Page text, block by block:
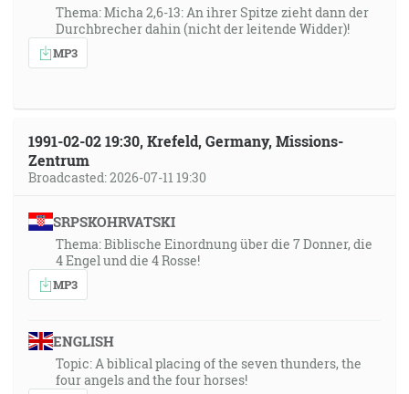
Thema: Micha 2,6-13: An ihrer Spitze zieht dann der
Durchbrecher dahin (nicht der leitende Widder)!
MP3
1991-02-02 19:30, Krefeld, Germany, Missions-
Zentrum
Broadcasted: 2026-07-11 19:30
SRPSKOHRVATSKI
Thema: Biblische Einordnung über die 7 Donner, die
4 Engel und die 4 Rosse!
MP3
ENGLISH
Topic: A biblical placing of the seven thunders, the
four angels and the four horses!